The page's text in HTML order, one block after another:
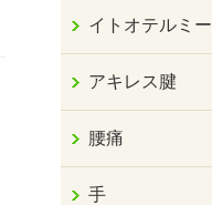
イトオテルミー
アキレス腱
腰痛
手